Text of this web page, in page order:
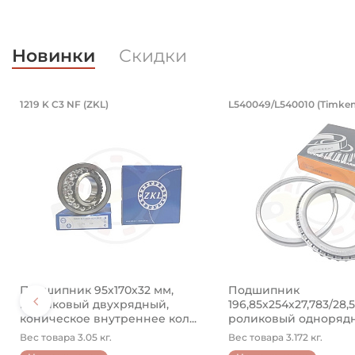
Новинки Скидки
(BBC-R)
(Kramp)Артикул 94871 (Kramp)
8x50 мм, оцинкованный.
Подшипник 95х170х32 мм,
1219 K C3 NF (ZKL)
Подшипник 95х170х32 мм,
шариковый двухрядный,
коническое внутреннее кол...
Вес товара 3.05 кг.
Подшипник
L540049/L540010
Подшипник
196,85х254х27,783/
роликовый
конический ...
Вес товара 3.172 кг.